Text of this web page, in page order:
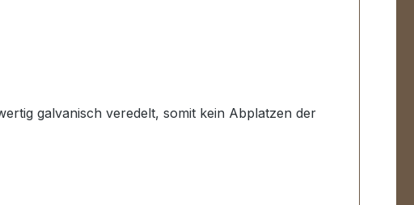
galvanisch veredelt, somit kein Abplatzen der